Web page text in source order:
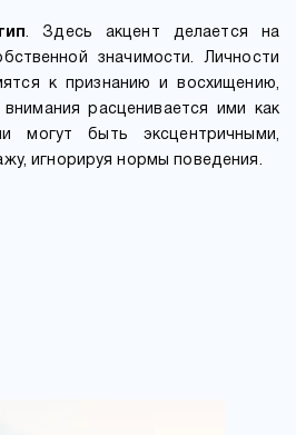
. Здесь акцент делается на
значимости. Личности
к признанию и восхищению,
расценивается ими как
могут быть эксцентричными,
игнорируя нормы поведения.